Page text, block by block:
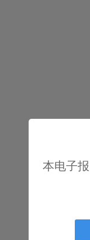
本电子